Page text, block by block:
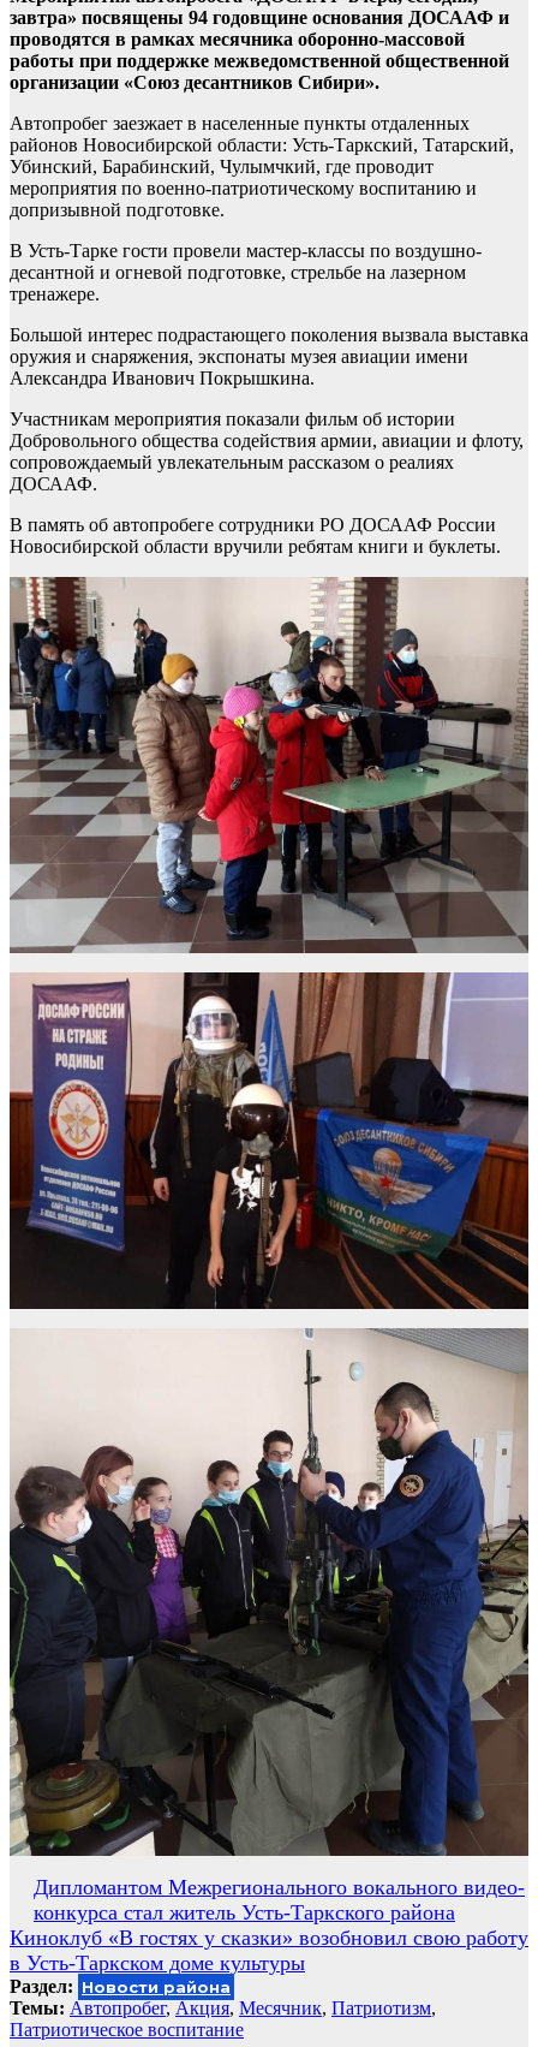
завтра» посвящены 94 годовщине основания ДОСААФ и
проводятся в рамках месячника оборонно-массовой
работы при поддержке межведомственной общественной
организации «Союз десантников Сибири».
Автопробег заезжает в населенные пункты отдаленных
районов Новосибирской области: Усть-Таркский, Татарский,
Убинский, Барабинский, Чулымчкий, где проводит
мероприятия по военно-патриотическому воспитанию и
допризывной подготовке.
В Усть-Тарке гости провели мастер-классы по воздушно-
десантной и огневой подготовке, стрельбе на лазерном
тренажере.
Большой интерес подрастающего поколения вызвала выставка
оружия и снаряжения, экспонаты музея авиации имени
Александра Иванович Покрышкина.
Участникам мероприятия показали фильм об истории
Добровольного общества содействия армии, авиации и флоту,
сопровождаемый увлекательным рассказом о реалиях
ДОСААФ.
В память об автопробеге сотрудники РО ДОСААФ России
Новосибирской области вручили ребятам книги и буклеты.
Навигация
по
записям
Дипломантом Межрегионального вокального видео-
конкурса стал житель Усть-Таркского района
Киноклуб «В гостях у сказки» возобновил свою работу
в Усть-Таркском доме культуры
Раздел: Новости района
Темы: Автопробег, Акция, Месячник, Патриотизм,
Патриотическое воспитание